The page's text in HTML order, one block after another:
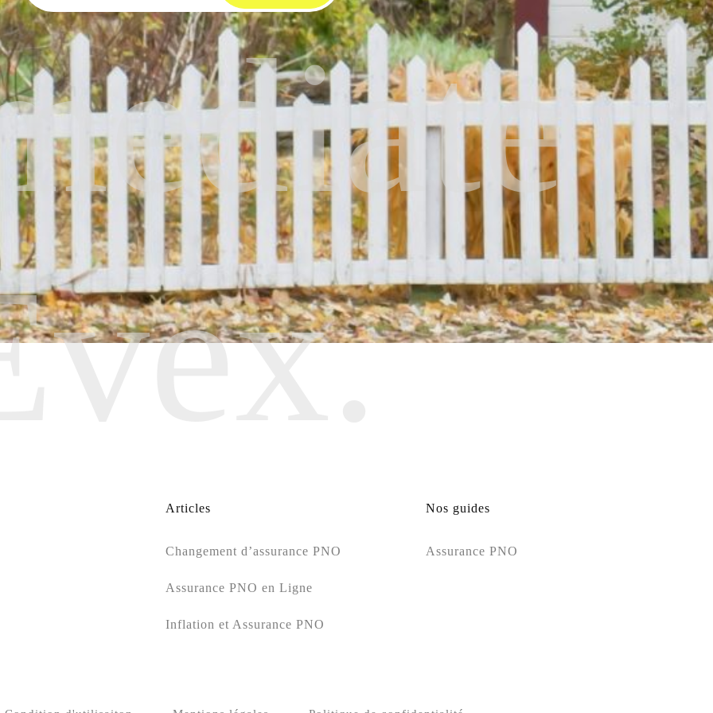
Articles
Changement d’assurance PNO
Assurance PNO en Ligne
Inflation et Assurance PNO
Nos guides
Assurance PNO